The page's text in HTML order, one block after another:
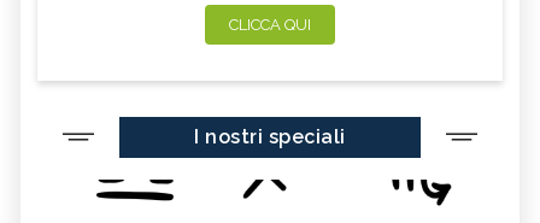
CLICCA QUI
I nostri speciali